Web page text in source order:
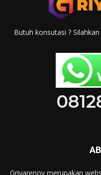
Butuh konsutasi ?
Griyarenov merupakan